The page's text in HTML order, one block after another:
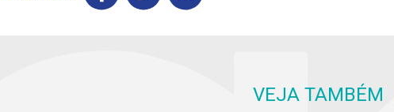
VEJA TAMBÉM